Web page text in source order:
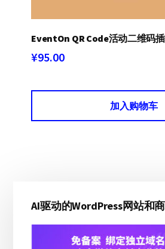
EventOn QR Code活动二维码
¥95.00
加入购物车
侧AI驱动的WordPress网站和